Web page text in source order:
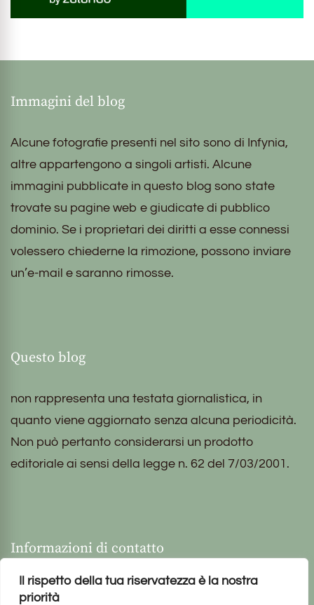
Il rispetto della tua riservatezza è la nostra
priorità
Immagini del blog
Alcune fotografie presenti nel sito sono di Infynia,
altre appartengono a singoli artisti. Alcune
immagini pubblicate in questo blog sono state
trovate su pagine web e giudicate di pubblico
dominio. Se i proprietari dei diritti a esse connessi
volessero chiederne la rimozione, possono inviare
un’e-mail e saranno rimosse.
Questo blog
non rappresenta una testata giornalistica, in
quanto viene aggiornato senza alcuna periodicità.
Non può pertanto considerarsi un prodotto
editoriale ai sensi della legge n. 62 del 7/03/2001.
Informazioni di contatto